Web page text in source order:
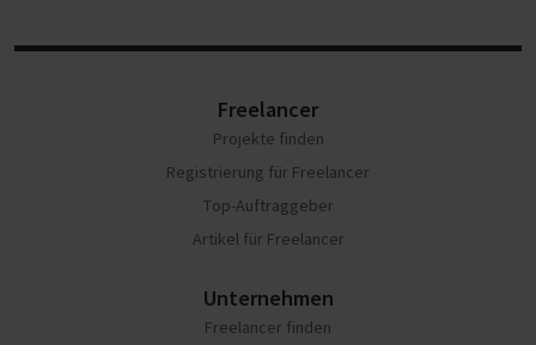
Freelancer
Projekte finden
Registrierung für Freelancer
Top-Auftraggeber
Artikel für Freelancer
Unternehmen
Freelancer finden